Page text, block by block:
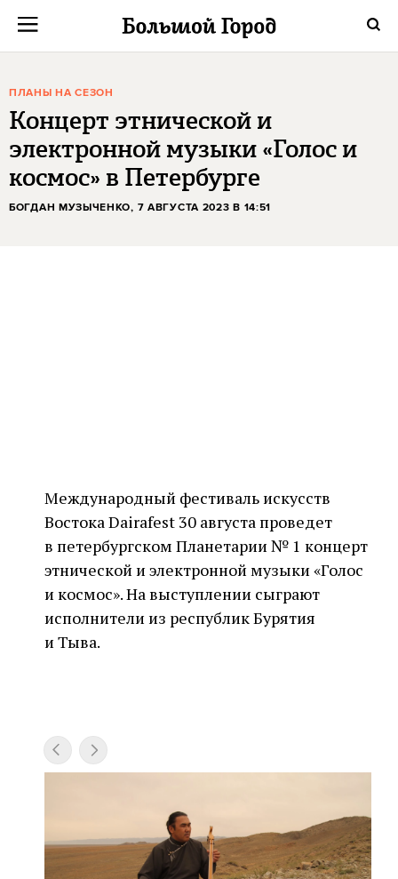
ПЛАНЫ НА СЕЗОН
Концерт этнической и
электронной музыки «Голос и
космос» в Петербурге
БОГДАН МУЗЫЧЕНКО, 7 АВГУСТА 2023 В 14:51
Международный фестиваль искусств
Востока Dairafest 30 августа проведет
в петербургском Планетарии № 1 концерт
этнической и электронной музыки «Голос
и космос». На выступлении сыграют
исполнители из республик Бурятия
и Тыва.